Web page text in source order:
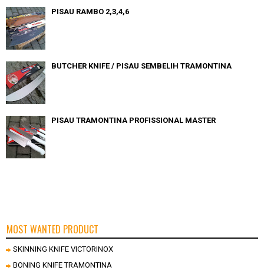
PISAU RAMBO 2,3,4,6
BUTCHER KNIFE / PISAU SEMBELIH TRAMONTINA
PISAU TRAMONTINA PROFISSIONAL MASTER
MOST WANTED PRODUCT
SKINNING KNIFE VICTORINOX
BONING KNIFE TRAMONTINA